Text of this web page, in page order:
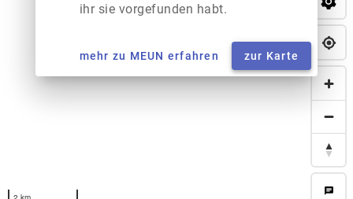
chat
ihr sie vorgefunden habt.
mehr zu MEUN erfahren zur Karte